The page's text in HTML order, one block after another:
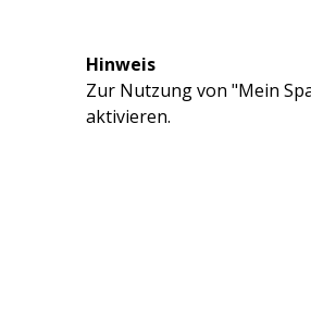
Hinweis
Zur Nutzung von "Mein
aktivieren.